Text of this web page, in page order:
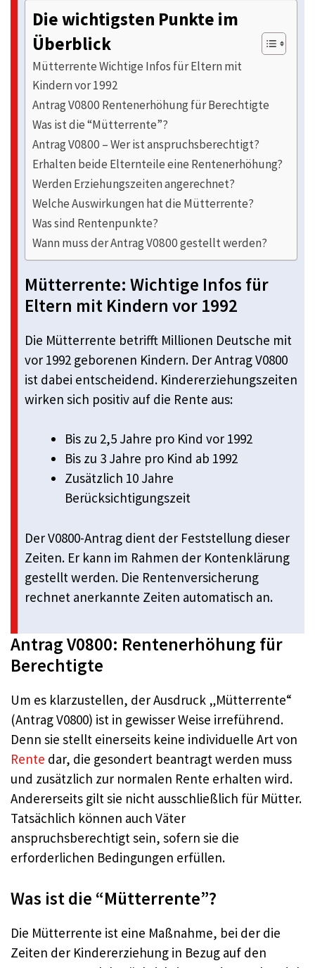
Die wichtigsten Punkte im
Überblick
Mütterrente Wichtige Infos für Eltern mit
Kindern vor 1992
Antrag V0800 Rentenerhöhung für Berechtigte
Was ist die “Mütterrente”?
Antrag V0800 – Wer ist anspruchsberechtigt?
Erhalten beide Elternteile eine Rentenerhöhung?
Werden Erziehungszeiten angerechnet?
Welche Auswirkungen hat die Mütterrente?
Was sind Rentenpunkte?
Wann muss der Antrag V0800 gestellt werden?
Mütterrente: Wichtige Infos für
Eltern mit Kindern vor 1992
Die Mütterrente betrifft Millionen Deutsche mit
vor 1992 geborenen Kindern. Der Antrag V0800
ist dabei entscheidend. Kindererziehungszeiten
wirken sich positiv auf die Rente aus:
Bis zu 2,5 Jahre pro Kind vor 1992
Bis zu 3 Jahre pro Kind ab 1992
Zusätzlich 10 Jahre
Berücksichtigungszeit
Der V0800-Antrag dient der Feststellung dieser
Zeiten. Er kann im Rahmen der Kontenklärung
gestellt werden. Die Rentenversicherung
rechnet anerkannte Zeiten automatisch an.
Antrag V0800: Rentenerhöhung für
Berechtigte
Um es klarzustellen, der Ausdruck „Mütterrente“
(Antrag V0800) ist in gewisser Weise irreführend.
Denn sie stellt einerseits keine individuelle Art von
Rente dar, die gesondert beantragt werden muss
und zusätzlich zur normalen Rente erhalten wird.
Andererseits gilt sie nicht ausschließlich für Mütter.
Tatsächlich können auch Väter
anspruchsberechtigt sein, sofern sie die
erforderlichen Bedingungen erfüllen.
Was ist die “Mütterrente”?
Die Mütterrente ist eine Maßnahme, bei der die
Zeiten der Kindererziehung in Bezug auf den